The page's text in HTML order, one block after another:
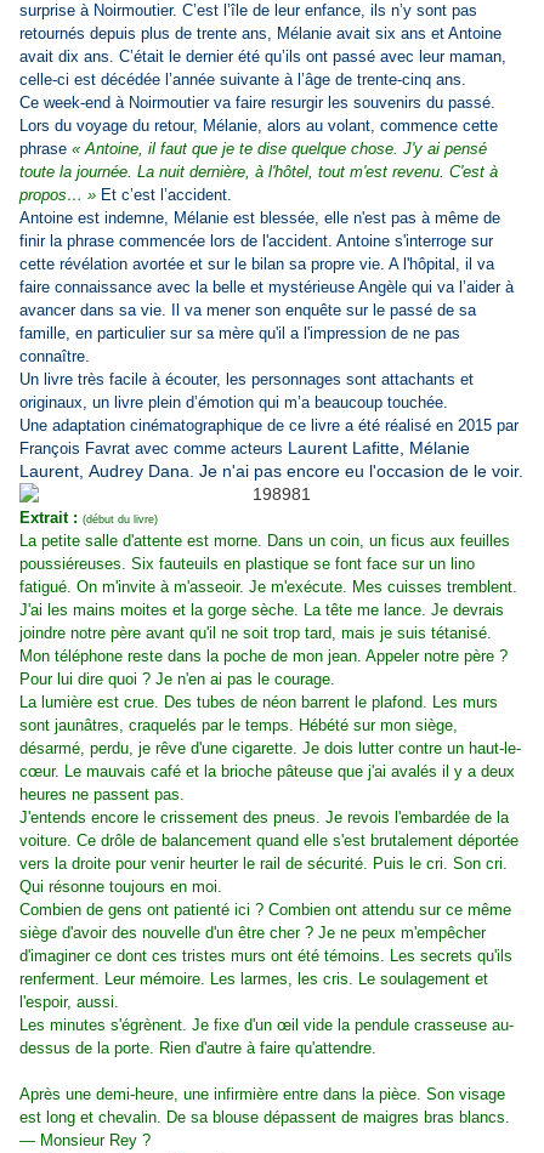
surprise à Noirmoutier. C’est l’île de leur enfance, ils n’y sont pas
retournés depuis plus de trente ans, Mélanie avait six ans et Antoine
avait dix ans. C’était le dernier été qu’ils ont passé avec leur maman,
celle-ci est décédée l’année suivante à l’âge de trente-cinq ans.
Ce week-end à Noirmoutier va faire resurgir les souvenirs du passé.
Lors du voyage du retour, Mélanie, alors au volant, commence cette
phrase « Antoine, il faut que je te dise quelque chose. J'y ai pensé
toute la journée. La nuit dernière, à l'hôtel, tout m'est revenu. C'est à
propos… » Et c’est l’accident.
Antoine est indemne, Mélanie est blessée, elle n'est pas à même de
finir la phrase commencée lors de l'accident. Antoine s'interroge sur
cette révélation avortée et sur le bilan sa propre vie. A l'hôpital, il va
faire connaissance avec la belle et mystérieuse Angèle qui va l’aider à
avancer dans sa vie.
Il va mener son enquête sur le passé de sa
famille, en particulier sur sa mère qu'il a l'impression de ne pas
connaître.
Un livre très facile à écouter, les personnages sont attachants et
originaux, un livre plein d’émotion qui m’a beaucoup touchée.
Une adaptation cinématographique de ce livre a été réalisé en 2015 par
François Favrat avec comme acteurs Laurent Lafitte, Mélanie
Laurent, Audrey Dana. Je n'ai pas encore eu l'occasion de le voir.
Extrait : (début du livre)
La petite salle d'attente est morne. Dans un coin, un ficus aux feuilles
poussiéreuses. Six fauteuils en plastique se font face sur un lino
fatigué. On m'invite à m'asseoir. Je m'exécute. Mes cuisses tremblent.
J'ai les mains moites et la gorge sèche. La tête me lance. Je devrais
joindre notre père avant qu'il ne soit trop tard, mais je suis tétanisé.
Mon téléphone reste dans la poche de mon jean. Appeler notre père ?
Pour lui dire quoi ? Je n'en ai pas le courage.
La lumière est crue. Des tubes de néon barrent le plafond. Les murs
sont jaunâtres, craquelés par le temps. Hébété sur mon siège,
désarmé, perdu, je rêve d'une cigarette. Je dois lutter contre un haut-le-
cœur. Le mauvais café et la brioche pâteuse que j'ai avalés il y a deux
heures ne passent pas.
J'entends encore le crissement des pneus. Je revois l'embardée de la
voiture. Ce drôle de balancement quand elle s'est brutalement déportée
vers la droite pour venir heurter le rail de sécurité. Puis le cri. Son cri.
Qui résonne toujours en moi.
Combien de gens ont patienté ici ? Combien ont attendu sur ce même
siège d'avoir des nouvelle d'un être cher ? Je ne peux m'empêcher
d'imaginer ce dont ces tristes murs ont été témoins. Les secrets qu'ils
renferment. Leur mémoire. Les larmes, les cris. Le soulagement et
l'espoir, aussi.
Les minutes s'égrènent. Je fixe d'un œil vide la pendule crasseuse au-
dessus de la porte. Rien d'autre à faire qu'attendre.
Après une demi-heure, une infirmière entre dans la pièce. Son visage
est long et chevalin. De sa blouse dépassent de maigres bras blancs.
— Monsieur Rey ?